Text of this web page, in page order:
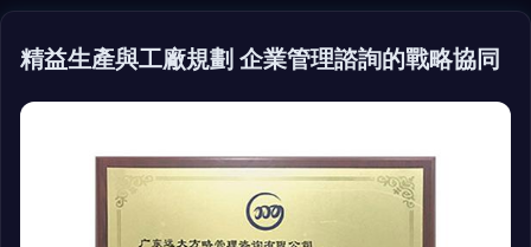
精益生產與工廠規劃 企業管理諮詢的戰略協同